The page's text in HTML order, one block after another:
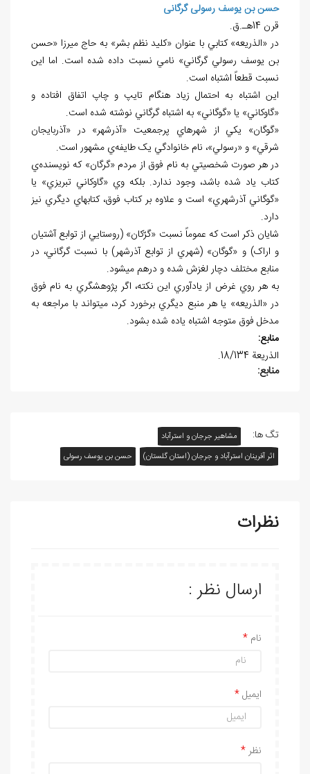
حسن بن يوسف رسولی گرگانی
قرن 14هـ.ق.
در «الذريعه» کتابي با عنوان «کليد نظم بشر» به حاج ميرزا «حسن
بن يوسف رسولي گرگاني» نامي نسبت داده شده است. اما اين
نسبت قطعاً اشتباه است.
اين اشتباه به احتمال زياد هنگام تايپ و چاپ اتفاق افتاده و
«گاوکاني» يا «گوگاني» به اشتباه گرگاني نوشته شده است.
«گوگان» يکي از شهرهاي پرجمعيت «آذرشهر» در «آذربايجان
شرقي» و «رسولي»، نام خانوادگي يک طايفه‌ي مشهور است.
در هر صورت شخصيتي به نام فوق از مردم «گرگان» که نويسنده‌ي
کتاب ياد شده باشد، وجود ندارد. بلکه وي «گاوکاني تبريزي» يا
«گوگاني آذرشهري» است و علاوه بر کتاب فوق، کتاب⁮هاي ديگري نيز
دارد.
شايان ذکر است که عموماً نسبت «گرّکان» (روستايي از توابع آشتيان
و اراک) و «گوگان» (شهري از توابع آذرشهر) با نسبت گرگاني، در
منابع مختلف دچار لغزش شده و درهم مي⁮شود.
به هر روي غرض از يادآوري اين نکته، اگر پژوهشگري به نام فوق
در «الذريعه» يا هر منبع ديگري برخورد کرد، مي⁮تواند با مراجعه به
مدخل فوق متوجه اشتباه ياده شده بشود.
منابع:
الذريعة 18/134.
منابع:
تگ ها:
مشاهیر جرجان و استرآباد
اثر آفرينان استرآباد و جرجان (استان گلستان)
حسن بن يوسف رسولی
نظرات
ارسال نظر :
نام
ایمیل
نظر